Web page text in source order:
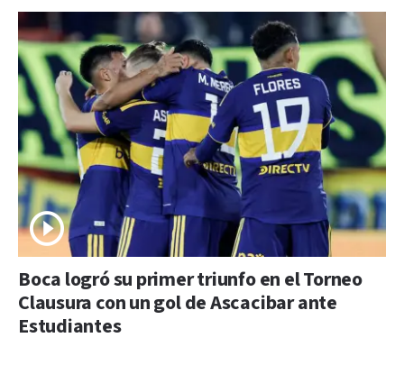
Boca logró su primer triunfo en el Torneo
Clausura con un gol de Ascacibar ante
Estudiantes